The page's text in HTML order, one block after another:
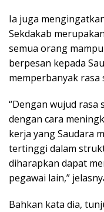
Ia juga
Sekdakab
semua orang
berpesan kepada
memperbanyak rasa
“Dengan wujud
dengan cara
kerja yang Saudara
tertinggi dalam
diharapkan dapat
pegawai lain,”
Bahkan kata dia,